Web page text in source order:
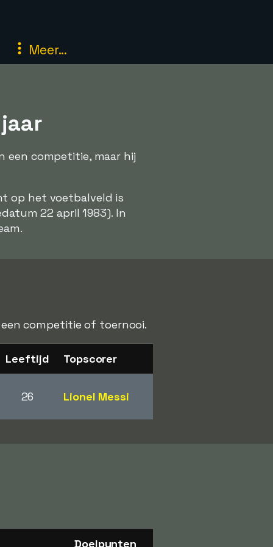
Meer...
een competitie, maar hij
op het voetbalveld is
22 april 1983). In
competitie of toernooi.
Leeftijd Topscorer
26 Lionel Messi
Doelpunten